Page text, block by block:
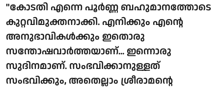
"കോടതി എന്നെ പൂർണ്ണ ബഹുമാനത്തോടെ
കുറ്റവിമുക്തനാക്കി. എനിക്കും എന്റെ
അനുഭാവികൾക്കും ഇതൊരു
സന്തോഷവാർത്തയാണ്... ഇന്നൊരു
സുദിനമാണ്. സംഭവിക്കാനുള്ളത്
സംഭവിക്കും, അതെല്ലാം ശ്രീരാമന്റെ